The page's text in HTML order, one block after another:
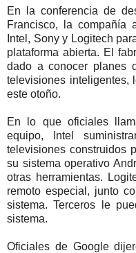
En la conferencia de
Francisco, la compañía
Intel, Sony y Logitech
plataforma abierta. El
dado a conocer planes
televisiones inteligentes,
este otoño.
En lo que oficiales
equipo, Intel
televisiones construidos
su sistema operativo
otras herramientas.
remoto especial, junto
sistema. Terceros le
sistema.
Oficiales de Google